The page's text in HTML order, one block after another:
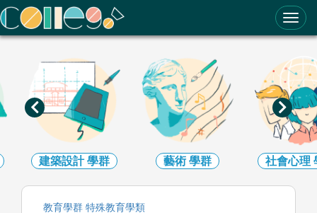
ColleGo! 大學選才與高中育才輔助系統
建築設計學群 藝術 學群 社會心理
教育學群 特殊教育學類